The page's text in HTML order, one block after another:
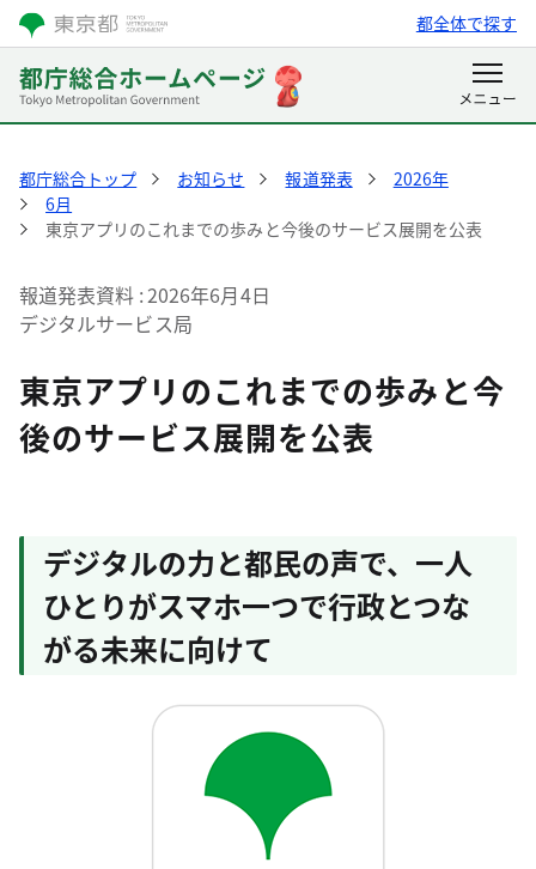
都全体で探す
都庁総合トップ お知らせ 報道発表
2026年
6月
東京アプリのこれまでの歩みと今後のサービス展開を公表
報道発表資料 2026年6月4日
デジタルサービス局
東京アプリのこれまでの歩みと今
後のサービス展開を公表
デジタルの力と都民の声で、一人
ひとりがスマホ一つで行政とつな
がる未来に向けて